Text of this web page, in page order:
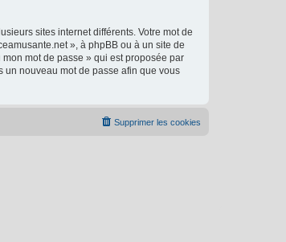
sites internet différents. Votre mot de
», à phpBB ou à un site de
mot de passe » qui est proposée par
un nouveau mot de passe afin que vous
Supprimer les cookies